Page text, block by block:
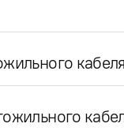
кабеля